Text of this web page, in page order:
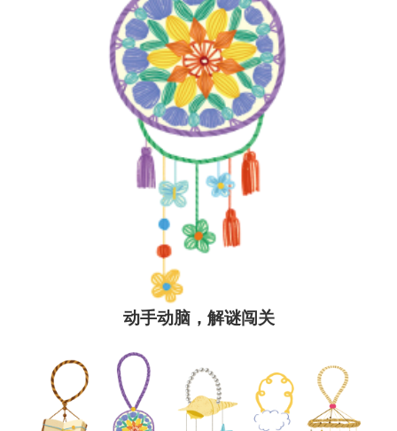
动手动脑，解谜闯关